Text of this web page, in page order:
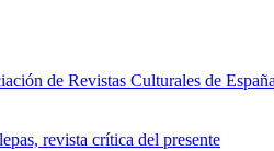
de Revistas Culturales de España
revista crítica del presente